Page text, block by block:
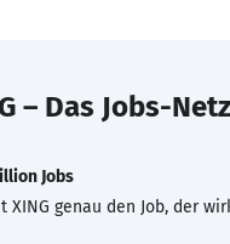
– Das Jobs-
Jobs
XING genau den Job, der